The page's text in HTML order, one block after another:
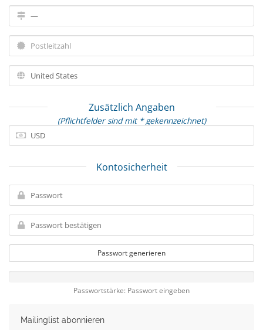
Zusätzlich Angaben
(Pflichtfelder sind mit * gekennzeichnet)
Kontosicherheit
Passwort generieren
Passwortstärke: Passwort eingeben
Mailinglist abonnieren